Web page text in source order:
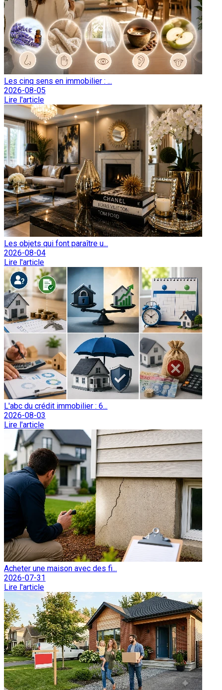
Les cinq sens en immobilier : ...
2026-08-05
Lire l'article
Les objets qui font paraître u...
2026-08-04
Lire l'article
L'abc du crédit immobilier : 6...
2026-08-03
Lire l'article
Acheter une maison avec des fi...
2026-07-31
Lire l'article